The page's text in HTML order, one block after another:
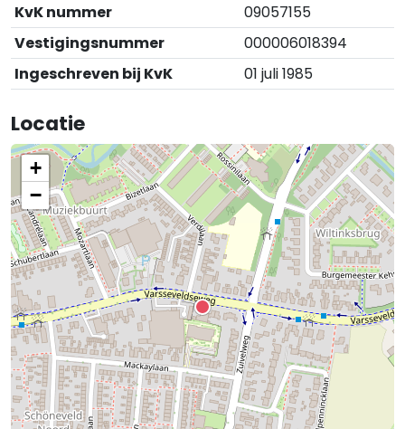
KvK nummer
09057155
Vestigingsnummer
000006018394
Ingeschreven bij KvK
01 juli 1985
Locatie
+
−